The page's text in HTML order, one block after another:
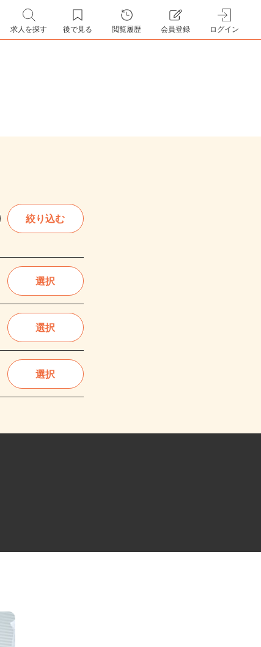
求人を探す 後で見る 閲覧履歴 会員登録 ログイン
絞り込む
選択
選択
選択